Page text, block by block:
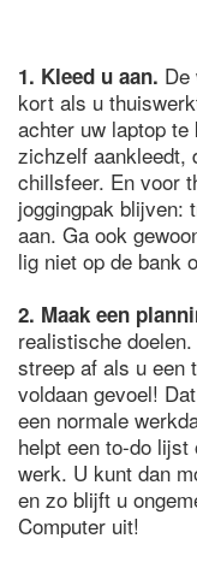
1. Kleed u aan. De
kort als u
achter uw laptop
zichzelf aankleedt,
chillsfeer. En voor
joggingpak blijven:
aan. Ga ook
lig niet op de bank
2. Maak een
realistische
streep af als u een
voldaan gevoel!
een normale
helpt een to-do
werk. U kunt dan
en zo blijft u
Computer uit!